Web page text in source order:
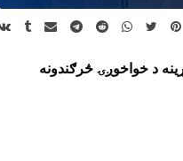
د خواخوږۍ څرګندونه